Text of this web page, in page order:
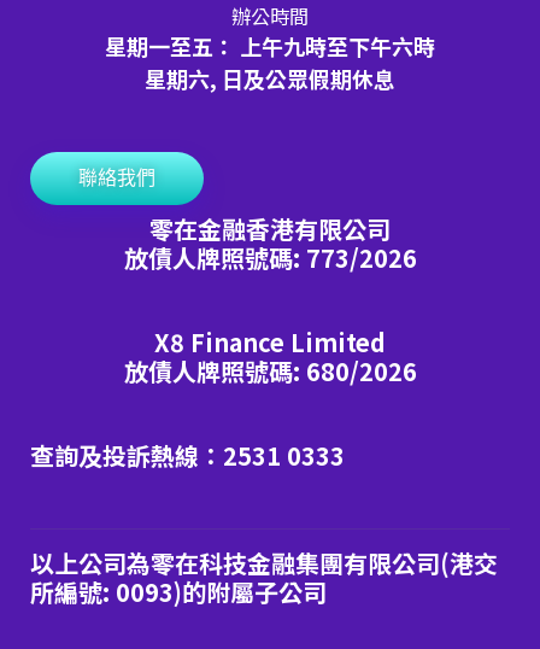
辦公時間
星期一至五： 上午九時至下午六時
星期六, 日及公眾假期休息
聯絡我們
零在金融香港有限公司
放債人牌照號碼: 773/2026
X8 Finance Limited
放債人牌照號碼: 680/2026
查詢及投訴熱線：2531 0333
以上公司為零在科技金融集團有限公司(港交
所編號: 0093)的附屬子公司